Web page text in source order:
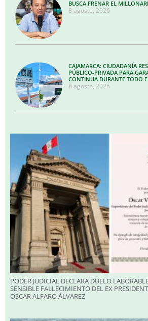
BUSCA FRENAR EL
8 agosto, 2026
CAJAMARCA: CIUDADANÍA
PÚBLICO-PRIVADA PARA
CONTINUA DURANTE TODO
8 agosto, 2026
PODER JUDICIAL DECLARA DUELO
SENSIBLE FALLECIMIENTO DEL EX
OSCAR ALFARO ÁLVAREZ